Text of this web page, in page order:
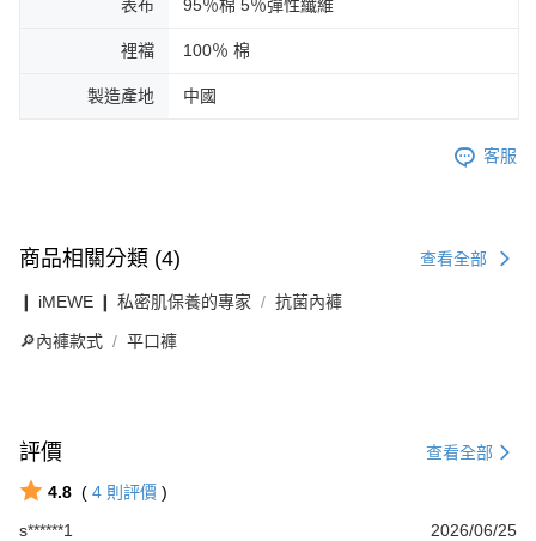
表布 95％棉 5％彈性纖維
裡襠 100％ 棉
製造產地 中國
客服
商品相關分類 (4) 查看全部
❙ iMEWE ❙ 私密肌保養的專家 抗菌內褲
🔎內褲款式 平口褲
評價 查看全部
4.8 ( 4 則評價 )
s******1
2026/06/25